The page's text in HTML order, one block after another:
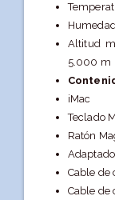
Altitud
5.000 m
iMac
Teclado
Ratón
Cable de
Cable de